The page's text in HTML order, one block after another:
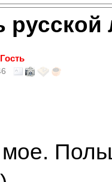
русской
Гость